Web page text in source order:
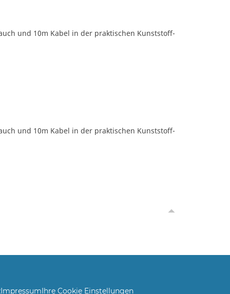
und 10m Kabel in der praktischen Kunststoff-
und 10m Kabel in der praktischen Kunststoff-
ImpressumIhre Cookie Einstellungen